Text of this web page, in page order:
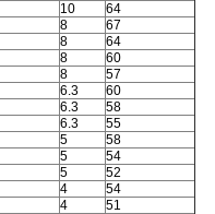
10
64
8
67
8
64
8
60
8
57
6.3
60
6.3
58
6.3
55
5
58
5
54
5
52
4
54
4
51